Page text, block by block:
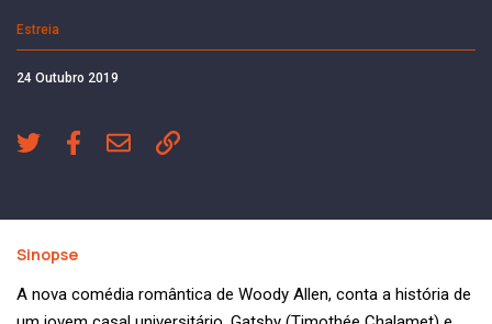
Estreia
24 Outubro 2019
Sinopse
A nova comédia romântica de Woody Allen, conta a história de